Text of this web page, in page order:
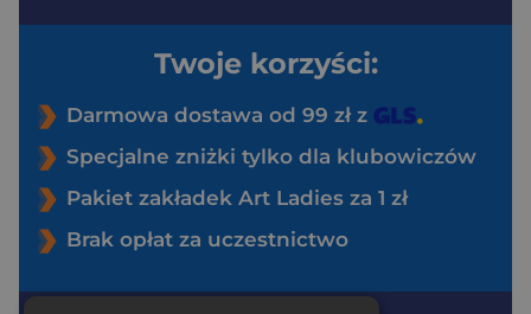
Twoje korzyści:
Darmowa dostawa od 99 zł z
Specjalne zniżki tylko dla klubowiczów
Pakiet zakładek Art Ladies za 1 zł
Brak opłat za uczestnictwo